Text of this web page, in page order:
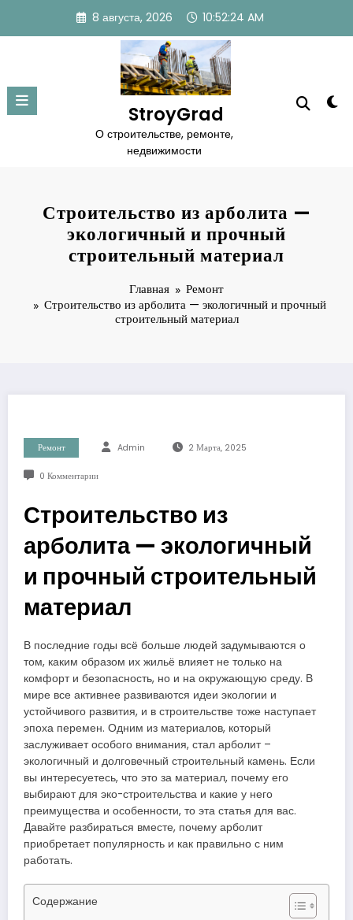
содержимому
8 августа, 2026 10:52:25 AM
StroyGrad
О строительстве, ремонте,
недвижимости
Строительство из арболита —
экологичный и прочный
строительный материал
Главная
Ремонт
Строительство из арболита — экологичный и прочный
строительный материал
Ремонт Admin 2 Марта, 2025
0 Комментарии
Строительство из
арболита — экологичный
и прочный строительный
материал
В последние годы всё больше людей задумываются о
том, каким образом их жильё влияет не только на
комфорт и безопасность, но и на окружающую среду. В
мире все активнее развиваются идеи экологии и
устойчивого развития, и в строительстве тоже наступает
эпоха перемен. Одним из материалов, который
заслуживает особого внимания, стал арболит –
экологичный и долговечный строительный камень. Если
вы интересуетесь, что это за материал, почему его
выбирают для эко-строительства и какие у него
преимущества и особенности, то эта статья для вас.
Давайте разбираться вместе, почему арболит
приобретает популярность и как правильно с ним
работать.
Содержание